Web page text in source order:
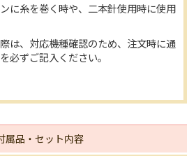
に糸を巻く時や、二本針使用時に使用
は、対応機種確認のため、注文時に通
必ずご記入ください。
属品・セット内容